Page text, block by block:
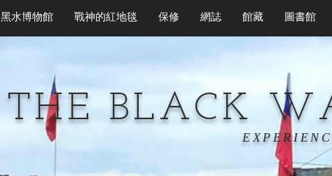
黑水博物館 戰神的紅地毯 保修 網誌 館藏 圖書館
THE BLACK